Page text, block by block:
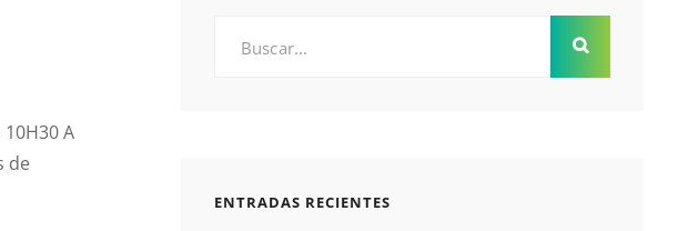
10H30 A
de
ENTRADAS RECIENTES